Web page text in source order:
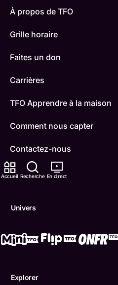
Accueil Recherche En direct
Univers
Explorer
À propos de TFO
Grille horaire
Faites un don
Carrières
TFO Apprendre à la maison
Comment nous capter
Contactez-nous
ONFR
Conditions d'utilisation